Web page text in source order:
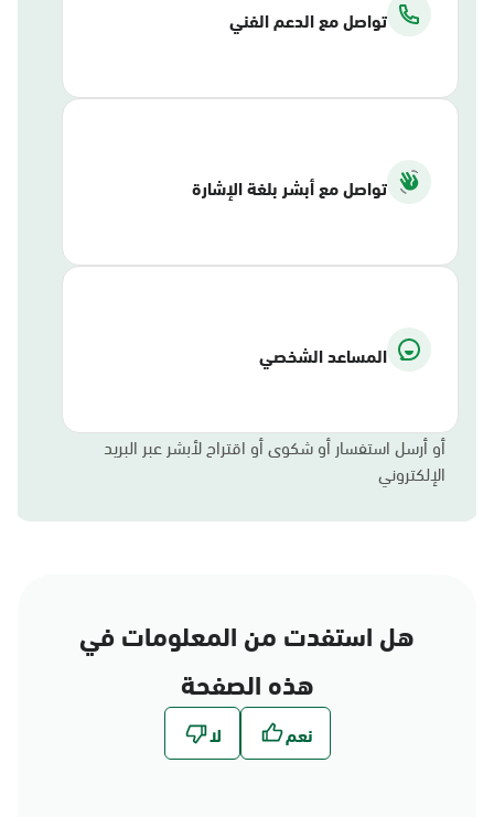
تواصل مع الدعم الفني
تواصل مع أبشر بلغة الإشارة
المساعد الشخصي
أو أرسل استفسار أو شكوى أو اقتراح لأبشر عبر البريد
الإلكتروني
هل استفدت من المعلومات في
هذه الصفحة